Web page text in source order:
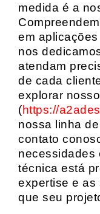
medida é a
em
nos
atendam
de cada
explorar
(https://
nossa linha
contato
necessidades
técnica está
expertise e as
que seu